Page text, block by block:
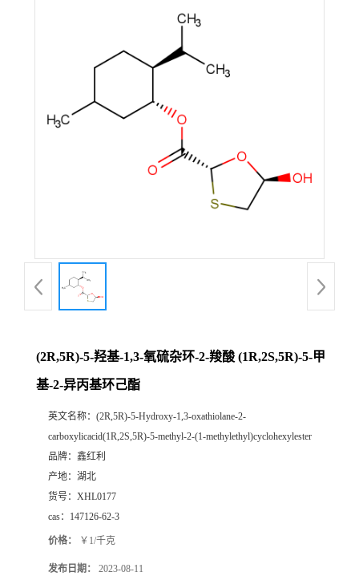
(2R,5R)-5-羟基-1,3-氧硫杂环-2-羧酸 (1R,2S,5R)-5-甲
基-2-异丙基环己酯
英文名称： (2R,5R)-5-Hydroxy-1,3-oxathiolane-2-
carboxylicacid(1R,2S,5R)-5-methyl-2-(1-methylethyl)cyclohexylester
品牌： 鑫红利
产地： 湖北
货号： XHL0177
cas： 147126-62-3
价格： ￥1/千克
发布日期： 2023-08-11